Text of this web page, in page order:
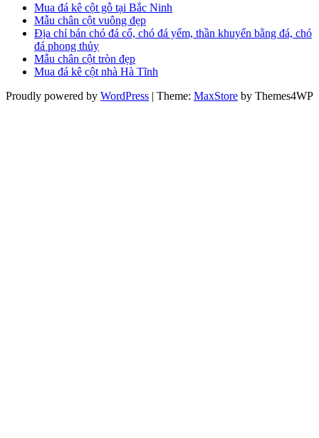
Mua đá kê cột gỗ tại Bắc Ninh
Mẫu chân cột vuông đẹp
Địa chỉ bán chó đá cổ, chó đá yểm, thần khuyển bằng đá, chó
đá phong thủy
Mẫu chân cột tròn đẹp
Mua đá kê cột nhà Hà Tĩnh
Proudly powered by WordPress | Theme: MaxStore by Themes4WP